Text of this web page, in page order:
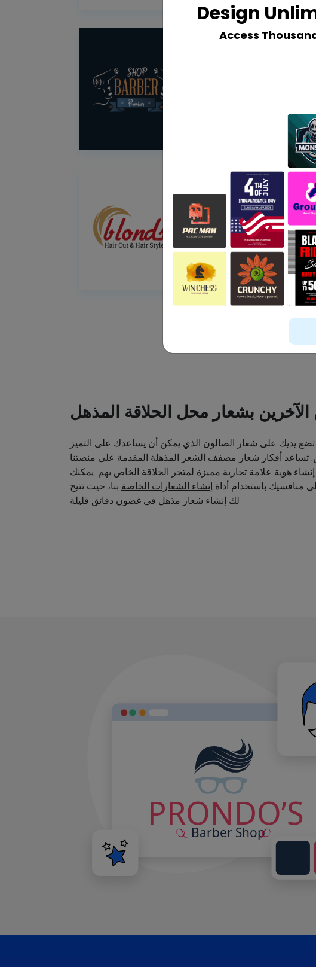
بشعار محل الحلاقة المذهل
يديك على شعار الصالون الذي يمكن أن يساعدك على التميز
تساعد أفكار شعار مصفف الشعر المذهلة المقدمة على منصتنا
هوية علامة تجارية مميزة لمتجر الحلاقة الخاص بهم. يمكنك
منافسيك باستخدام أداة إنشاء الشعارات الخاصة بنا، حيث تتيح
لك إنشاء شعار مذهل في غضون دقائق قليلة
Design
Access